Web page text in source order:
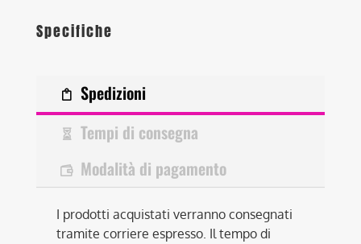
Specifiche
Spedizioni
Tempi di consegna
Modalità di pagamento
I prodotti acquistati verranno consegnati
tramite corriere espresso. Il tempo di